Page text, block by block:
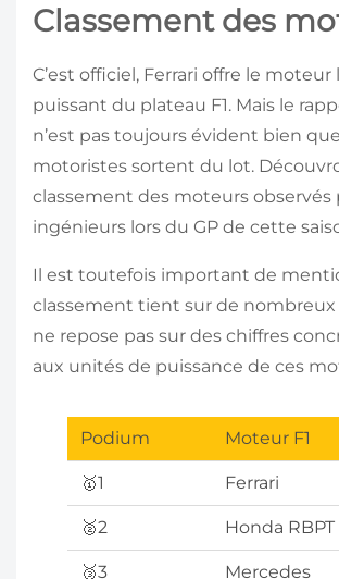
Classement des
C’est officiel, Ferrari offre le moteur
puissant du plateau F1. Mais le
n’est pas toujours évident bien
motoristes sortent du lot.
classement des moteurs observés
ingénieurs lors du GP de cette
Il est toutefois important de
classement tient sur de nombreux
ne repose pas sur des chiffres
aux unités de puissance de ces
Podium Moteur F1
🥇1 Ferrari
🥈2 Honda RBPT
🥉3 Mercedes